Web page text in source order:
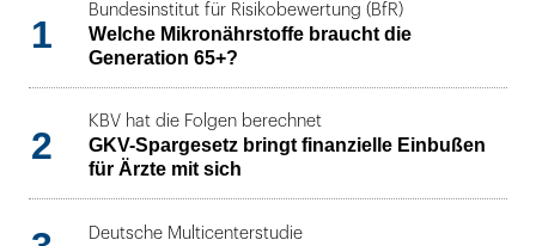
1
Bundesinstitut für Risikobewertung (BfR)
Welche Mikronährstoffe braucht die
Generation 65+?
2
KBV hat die Folgen berechnet
GKV-Spargesetz bringt finanzielle Einbußen
für Ärzte mit sich
Deutsche Multicenterstudie